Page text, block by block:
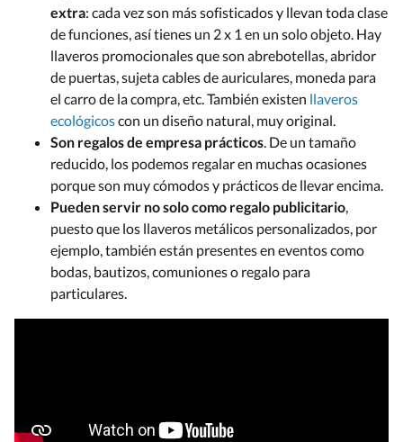
extra: cada vez son más sofisticados y llevan toda clase
de funciones, así tienes un 2 x 1 en un solo objeto. Hay
llaveros promocionales que son abrebotellas, abridor
de puertas, sujeta cables de auriculares, moneda para
el carro de la compra, etc. También existen llaveros
ecológicoscon un diseño natural, muy original.
Son regalos de empresa prácticos . De un tamaño
reducido, los podemos regalar en muchas ocasiones
porque son muy cómodos y prácticos de llevar encima.
Pueden servir no solo como regalo publicitario
puesto que los llaveros metálicos personalizados, por
ejemplo, también están presentes en eventos como
bodas, bautizos, comuniones o regalo para
particulares.